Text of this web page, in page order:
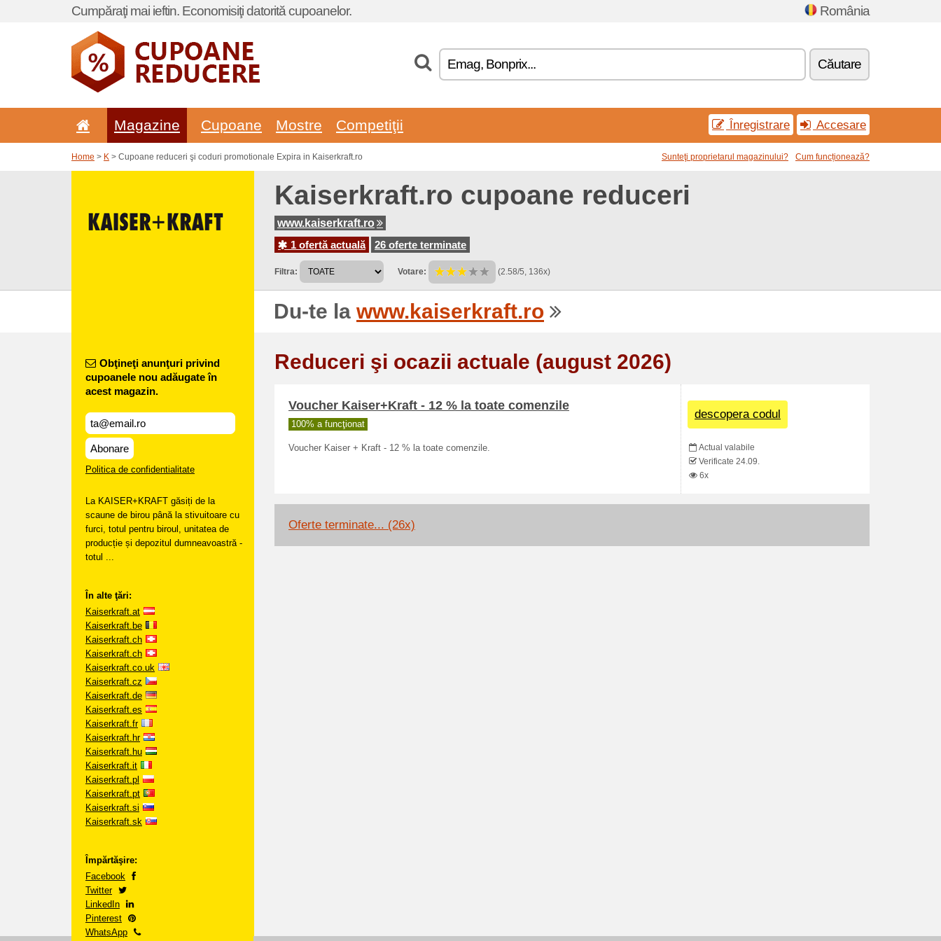
Cumpăraţi mai ieftin. Economisiţi datorită cupoanelor. România
Căutare
Magazine Cupoane Mostre Competiţii Înregistrare Accesare
Home > K > Cupoane reduceri şi coduri promotionale Expira in Kaiserkraft.ro Sunteţi proprietarul magazinului? Cum funcționează?
Kaiserkraft.ro cupoane reduceri
www.kaiserkraft.ro
1 ofertă actuală
26 oferte terminate
Filtra: Votare: (2.58/5, 136x)
Du-te la www.kaiserkraft.ro
Obţineţi anunţuri privind
cupoanele nou adăugate în
acest magazin.
Abonare
Politica de confidentialitate
La KAISER+KRAFT găsiți de la
scaune de birou până la stivuitoare cu
furci, totul pentru biroul, unitatea de
producție și depozitul dumneavoastră -
totul ...
În alte ţări:
Kaiserkraft.at
Kaiserkraft.be
Kaiserkraft.ch
Kaiserkraft.ch
Kaiserkraft.co.uk
Kaiserkraft.cz
Kaiserkraft.de
Kaiserkraft.es
Kaiserkraft.fr
Kaiserkraft.hr
Kaiserkraft.hu
Kaiserkraft.it
Kaiserkraft.pl
Kaiserkraft.pt
Kaiserkraft.si
Kaiserkraft.sk
Împărtăşire:
Facebook
Twitter
LinkedIn
Pinterest
WhatsApp
Reduceri şi ocazii actuale (august 2026)
Voucher Kaiser+Kraft - 12 % la toate comenzile
100% a funcţionat
Voucher Kaiser + Kraft - 12 % la toate comenzile.
descopera codul
Actual valabile
Verificate 24.09.
6x
Oferte terminate... (26x)